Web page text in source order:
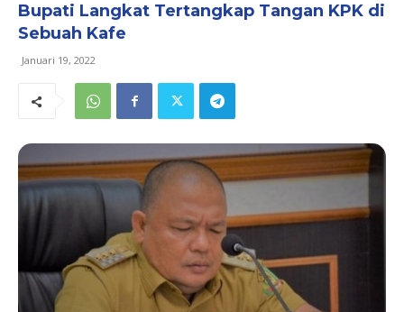
Bupati Langkat Tertangkap Tangan KPK di
Sebuah Kafe
Januari 19, 2022